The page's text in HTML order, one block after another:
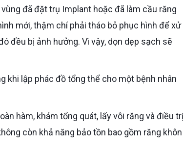
mới, thậm chí phải tháo bỏ phục hình để xử
đều bị ảnh hưởng. Vì vậy, dọn dẹp sạch sẽ
còn khả năng bảo tồn bao gồm răng khôn